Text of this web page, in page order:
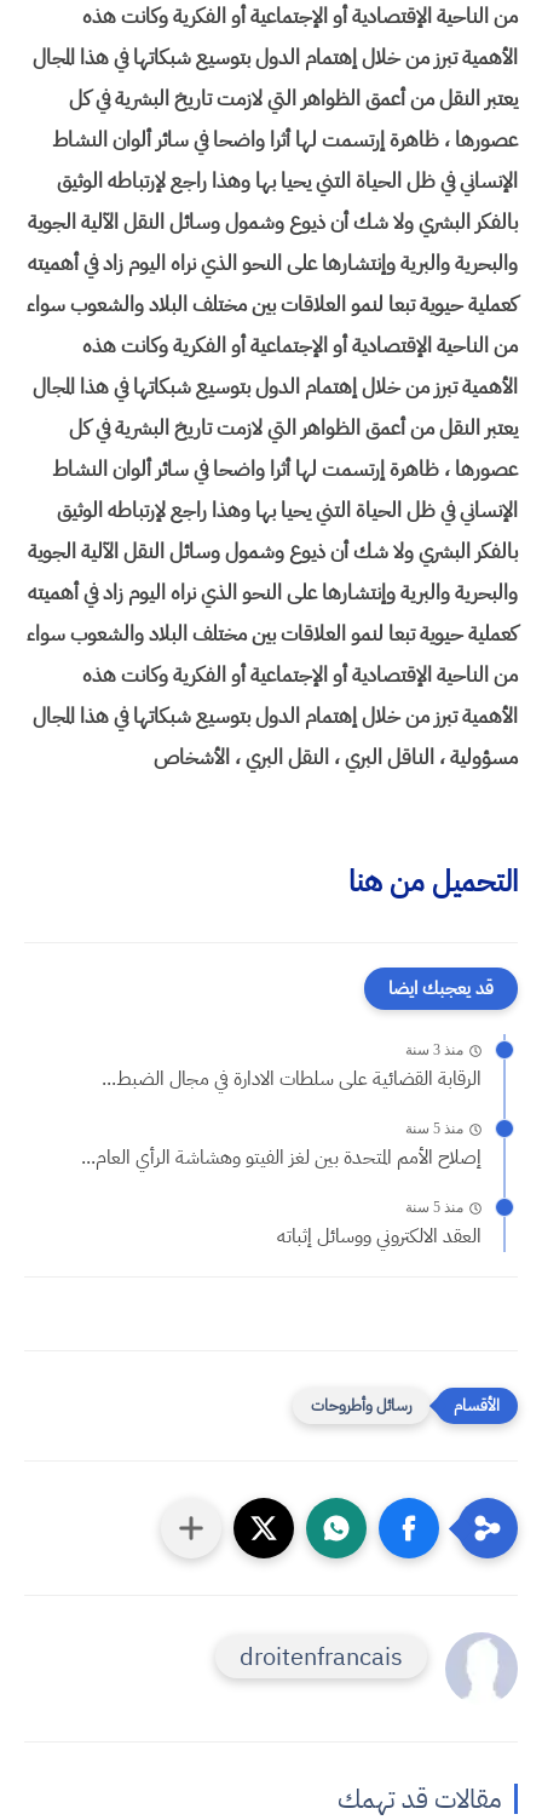
من الناحية الإقتصادية أو الإجتماعية أو الفكرية وكانت هذه
الأهمية تبرز من خلال إهتمام الدول بتوسيع شبكاتها في هذا المجال
يعتبر النقل من أعمق الظواهر التي لازمت تاريخ البشرية في كل
عصورها ، ظاهرة إرتسمت لها أثرا واضحا في سائر ألوان النشاط
الإنساني في ظل الحياة التني يحيا بها وهذا راجع لإرتباطه الوثيق
بالفكر البشري ولا شك أن ذيوع وشمول وسائل النقل الآلية الجوية
والبحرية والبرية وإنتشارها على النحو الذي نراه اليوم زاد في أهميته
كعملية حيوية تبعا لنمو العلاقات بين مختلف البلاد والشعوب سواء
من الناحية الإقتصادية أو الإجتماعية أو الفكرية وكانت هذه
الأهمية تبرز من خلال إهتمام الدول بتوسيع شبكاتها في هذا المجال
يعتبر النقل من أعمق الظواهر التي لازمت تاريخ البشرية في كل
عصورها ، ظاهرة إرتسمت لها أثرا واضحا في سائر ألوان النشاط
الإنساني في ظل الحياة التني يحيا بها وهذا راجع لإرتباطه الوثيق
بالفكر البشري ولا شك أن ذيوع وشمول وسائل النقل الآلية الجوية
والبحرية والبرية وإنتشارها على النحو الذي نراه اليوم زاد في أهميته
كعملية حيوية تبعا لنمو العلاقات بين مختلف البلاد والشعوب سواء
من الناحية الإقتصادية أو الإجتماعية أو الفكرية وكانت هذه
الأهمية تبرز من خلال إهتمام الدول بتوسيع شبكاتها في هذا المجال
مسؤولية ، الناقل البري ، النقل البري ، الأشخاص
التحميل من هنا
قد يعجبك ايضا
منذ 3 سنة
الرقابة القضائية على سلطات الادارة في مجال الضبط...
منذ 5 سنة
إصلاح الأمم المتحدة بين لغز الفيتو وهشاشة الرأي العام...
منذ 5 سنة
العقد الالكتروني ووسائل إثباته
رسائل وأطروحات
droitenfrancais
مقالات قد تهمك